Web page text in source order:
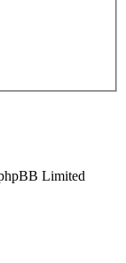
Limited